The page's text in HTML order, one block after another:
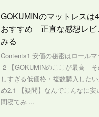
GOKUMINのマットレスは
おすすめ 正直な感想レビ
みる
Contents1 安価の秘密はロールマ
2 【GOKUMINのここが最高
しすぎる低価格・複数購入した
め2.1 【疑問】なんでこんなに安
間寝てみ ...